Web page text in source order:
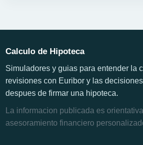
Calculo de Hipoteca
Simuladores y guias para entender la
revisiones con Euribor y las
despues de firmar una hipoteca.
La informacion publicada es
asesoramiento financiero